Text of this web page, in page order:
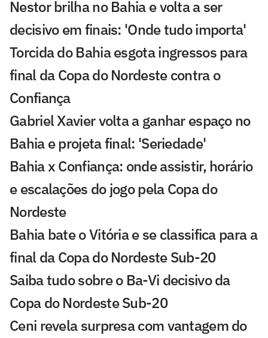
Nestor brilha no Bahia e volta a ser
decisivo em finais: 'Onde tudo importa'
Torcida do Bahia esgota ingressos para
final da Copa do Nordeste contra o
Confiança
Gabriel Xavier volta a ganhar espaço no
Bahia e projeta final: 'Seriedade'
Bahia x Confiança: onde assistir, horário
e escalações do jogo pela Copa do
Nordeste
Bahia bate o Vitória e se classifica para a
final da Copa do Nordeste Sub-20
Saiba tudo sobre o Ba-Vi decisivo da
Copa do Nordeste Sub-20
Ceni revela surpresa com vantagem do